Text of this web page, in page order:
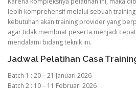
lebih komprehensif melalui sebuah
kebutuhan akan training provider yang
agar tidak membuat peserta menjadi
mendalami bidang teknik ini.
Jadwal Pelatihan Casa
Batch 1 : 20 – 21 Januari 2026
Batch 2 : 10 – 11 Februari 2026